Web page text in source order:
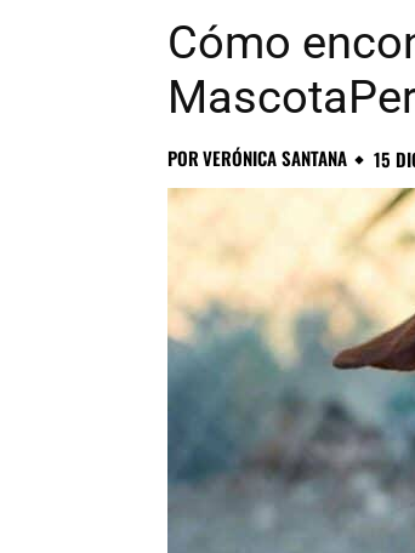
Cómo
PORVERÓNICA SANTANA 15